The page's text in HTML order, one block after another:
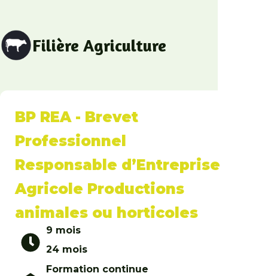
Filière Agriculture
BP REA - Brevet
Professionnel
Responsable d’Entreprise
Agricole Productions
animales ou horticoles
9 mois
24 mois
Formation continue